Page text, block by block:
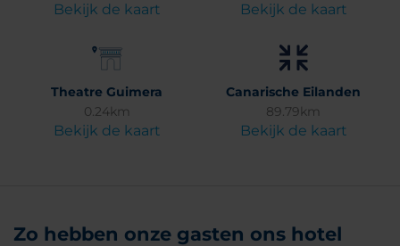
Bekijk de kaart Bekijk de kaart
Theatre Guimera
0.24km
Bekijk de kaart
Canarische Eilanden
89.79km
Bekijk de kaart
Zo hebben onze gasten ons hotel